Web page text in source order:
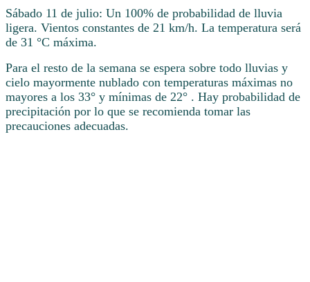
Sábado 11 de julio: Un 100% de probabilidad de lluvia
ligera. Vientos constantes de 21 km/h. La temperatura será
de 31 °C máxima.
Para el resto de la semana se espera sobre todo lluvias y
cielo mayormente nublado con temperaturas máximas no
mayores a los 33° y mínimas de 22° . Hay probabilidad de
precipitación por lo que se recomienda tomar las
precauciones adecuadas.